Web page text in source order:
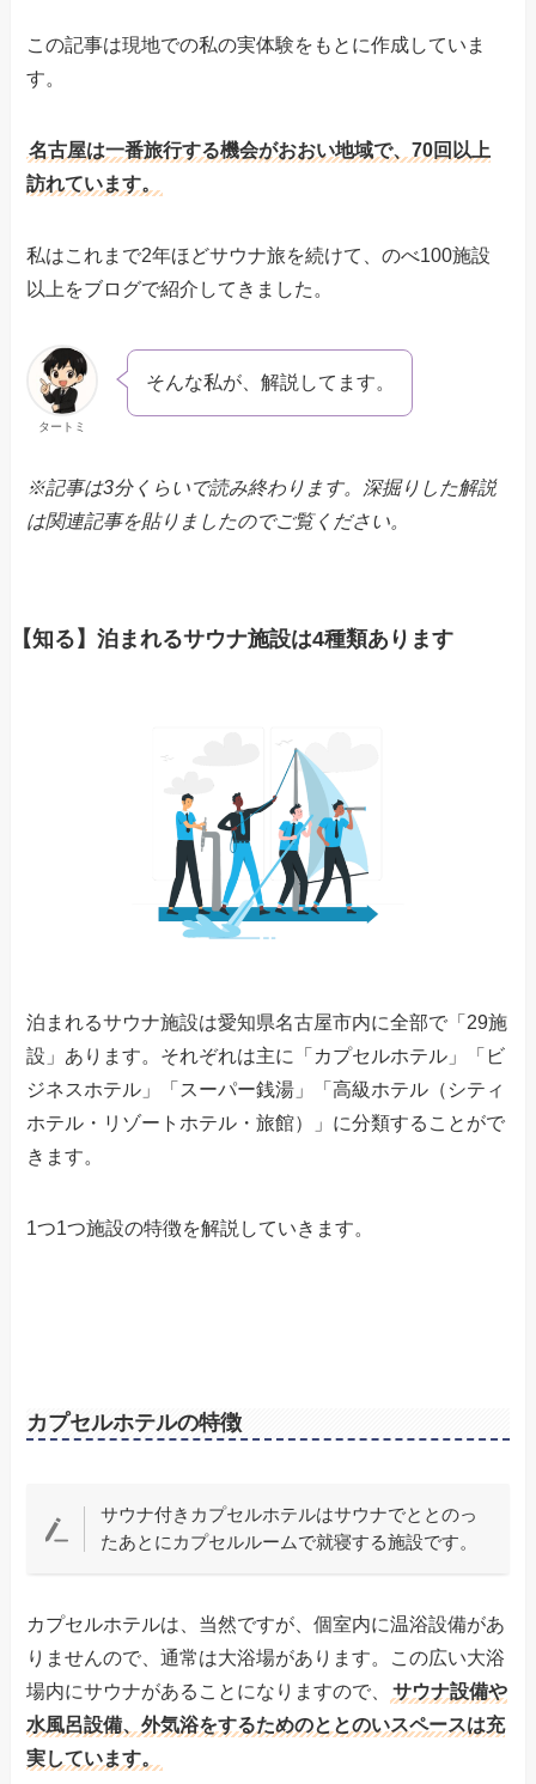
この記事は現地での私の実体験をもとに作成していま
す。
名古屋は一番旅行する機会がおおい地域で、70回以上
訪れています。
私はこれまで2年ほどサウナ旅を続けて、のべ100施設
以上をブログで紹介してきました。
タートミ
そんな私が、解説してます。
※記事は3分くらいで読み終わります。深掘りした解説
は関連記事を貼りましたのでご覧ください。
【知る】泊まれるサウナ施設は4種類あります
泊まれるサウナ施設は愛知県名古屋市内に全部で「29施
設」あります。それぞれは主に「カプセルホテル」「ビ
ジネスホテル」「スーパー銭湯」「高級ホテル（シティ
ホテル・リゾートホテル・旅館）」に分類することがで
きます。
1つ1つ施設の特徴を解説していきます。
カプセルホテルの特徴
サウナ付きカプセルホテルはサウナでととのっ
たあとにカプセルルームで就寝する施設です。
カプセルホテルは、当然ですが、個室内に温浴設備があ
りませんので、通常は大浴場があります。この広い大浴
場内にサウナがあることになりますので、
サウナ設備や
水風呂設備、外気浴をするためのととのいスペースは充
実しています。